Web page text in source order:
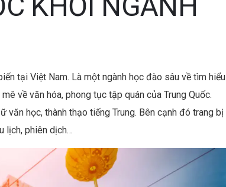
t
n
tại Việt Nam. Là một ngành học đào sâu về tìm hiểu
về văn hóa, phong tục tập quán của Trung Quốc.
văn học, thành thạo tiếng Trung. Bên cạnh đó trang bị
lịch, phiên dịch…